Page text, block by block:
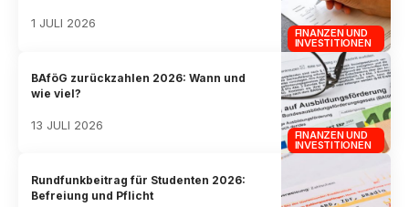
FINANZEN UND
INVESTITIONEN
1 JULI 2026
FINANZEN UND
INVESTITIONEN
BAföG zurückzahlen 2026: Wann und
wie viel?
13 JULI 2026
Rundfunkbeitrag für Studenten 2026:
Befreiung und Pflicht